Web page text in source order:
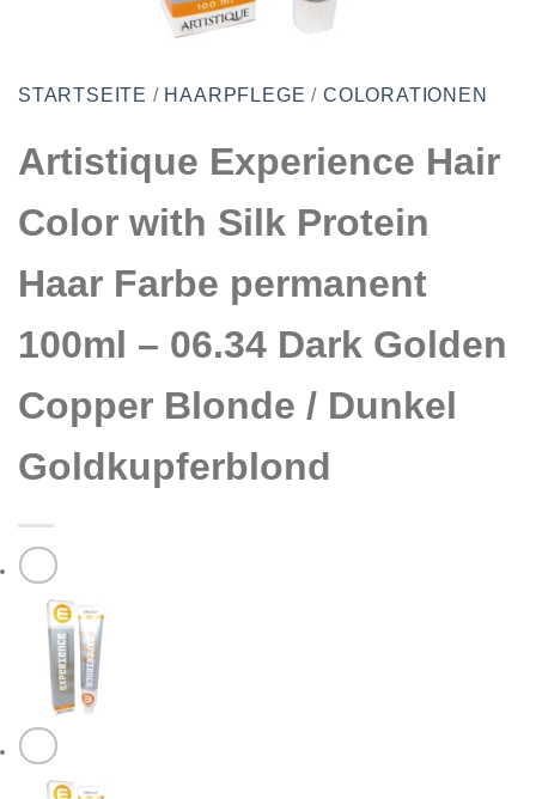
STARTSEITE / HAARPFLEGE / COLORATIONEN
Artistique Experience Hair
Color with Silk Protein
Haar Farbe permanent
100ml – 06.34 Dark Golden
Copper Blonde / Dunkel
Goldkupferblond